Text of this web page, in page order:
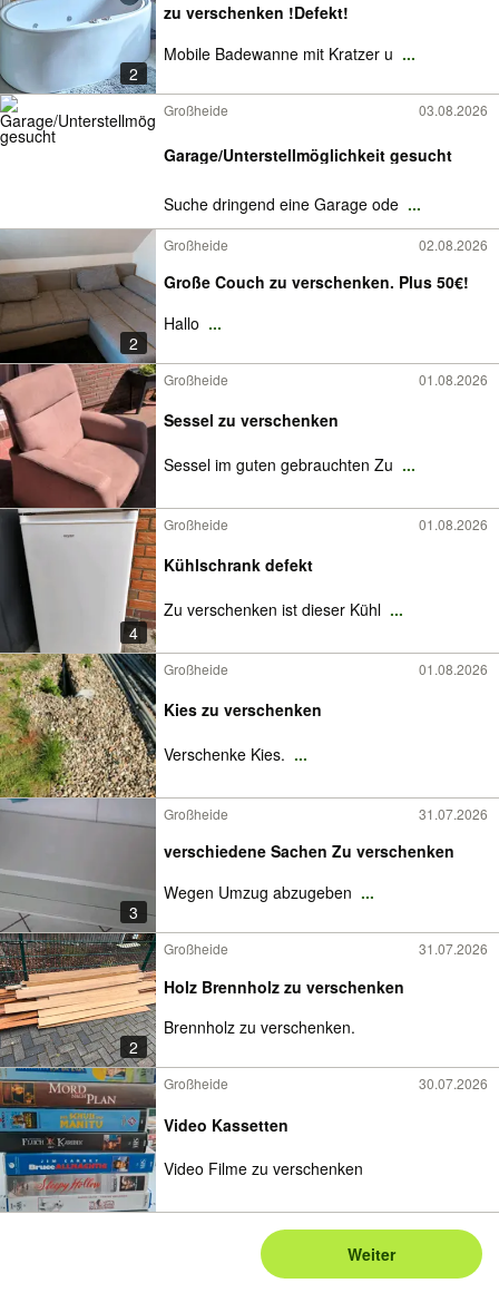
2
zu verschenken !Defekt!
Mobile Badewanne mit Kratzer u ...
Großheide 03.08.2026
Garage/Unterstellmöglichkeit gesucht
Suche dringend eine Garage ode ...
2
Großheide 02.08.2026
Große Couch zu verschenken. Plus 50€!
Hallo ...
Großheide 01.08.2026
Sessel zu verschenken
Sessel im guten gebrauchten Zu ...
4
Großheide 01.08.2026
Kühlschrank defekt
Zu verschenken ist dieser Kühl ...
Großheide 01.08.2026
Kies zu verschenken
Verschenke Kies. ...
3
Großheide 31.07.2026
verschiedene Sachen Zu verschenken
Wegen Umzug abzugeben ...
2
Großheide 31.07.2026
Holz Brennholz zu verschenken
Brennholz zu verschenken.
Großheide 30.07.2026
Video Kassetten
Video Filme zu verschenken
Weiter